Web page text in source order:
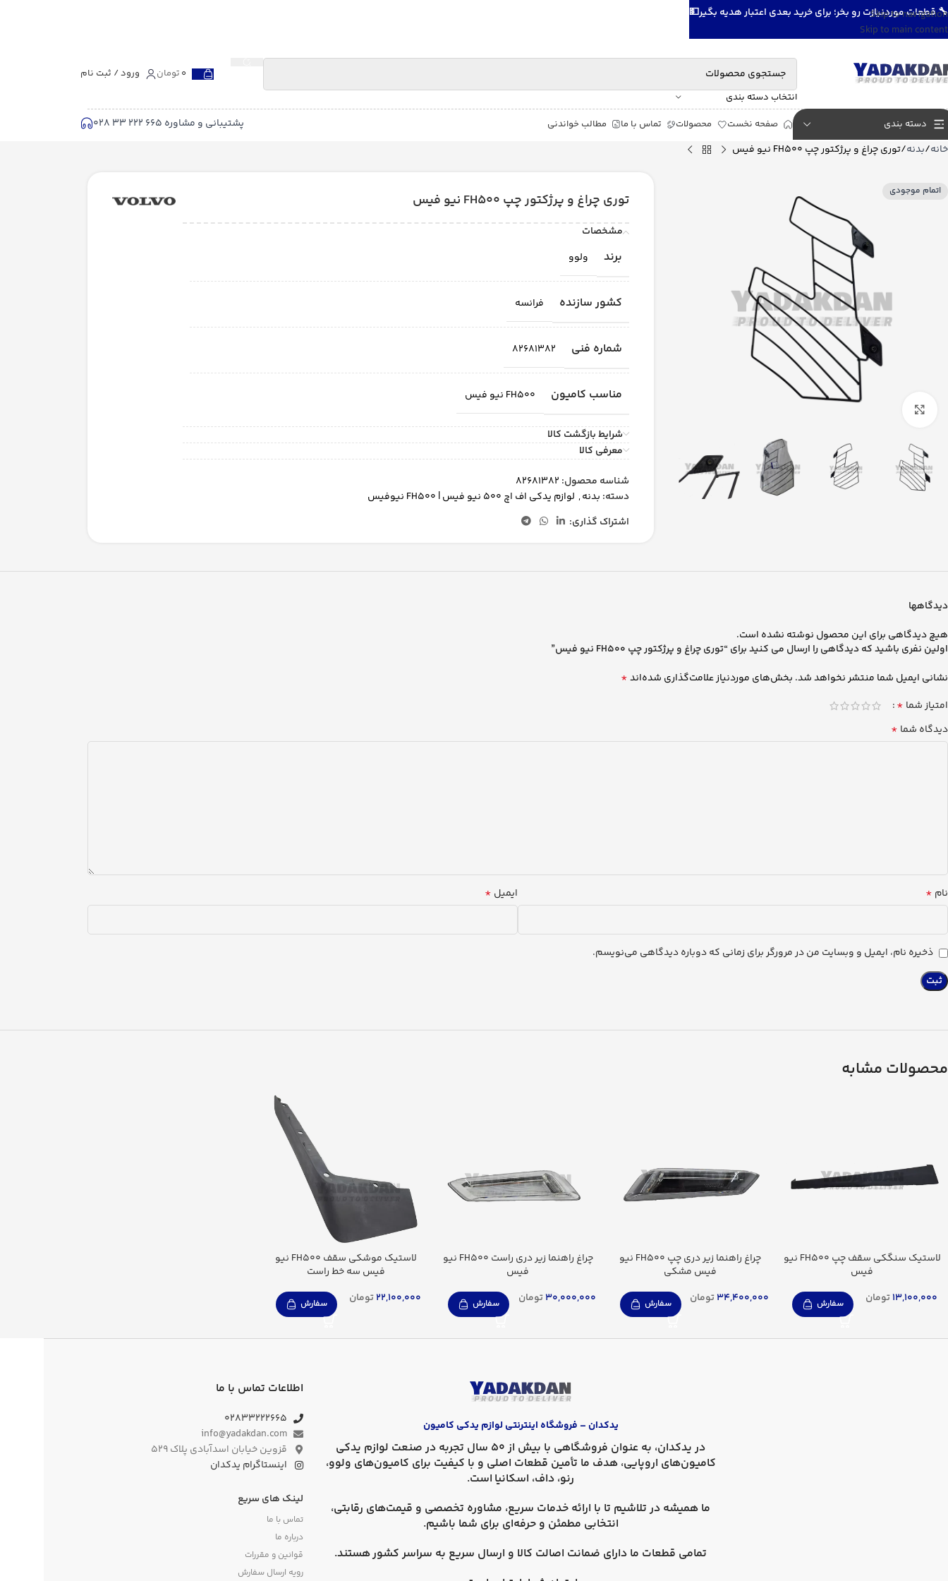
Skip to navigation
Skip to main content
انتخاب دسته بندی
0 تومان ورود / ثبت نام
دسته بندی صفحه نخست محصولات تماس با ما مطالب خواندنی
پشتیبانی و مشاوره 665 222 33 028
خانه بدنه توری چراغ و پرژکتور چپ FH500 نیو فیس
اتمام موجودی توری چراغ و پرژکتور چپ FH500 نیو فیس
مشخصات
برند ولوو
کشور سازنده فرانسه
شماره فنی 82681382
مناسب کامیون FH500 نیو فیس
شرایط بازگشت کالا
معرفی کالا
شناسه محصول: 82681382
دسته: بدنه, لوازم یدکی اف اچ 500 نیو فیس | FH500 نیوفیس
اشتراک گذاری:
دیدگاهها
هیچ دیدگاهی برای این محصول نوشته نشده است.
اولین نفری باشید که دیدگاهی را ارسال می کنید برای “توری چراغ و پرژکتور چپ FH500 نیو فیس”
نشانی ایمیل شما منتشر نخواهد شد. بخش‌های موردنیاز علامت‌گذاری شده‌اند*
امتیاز شما *
دیدگاه شما *
نام * ایمیل *
ذخیره نام، ایمیل و وبسایت من در مرورگر برای زمانی که دوباره دیدگاهی می‌نویسم.
محصولات مشابه
لاستیک سنگکی سقف چپ FH500 نیو
فیس
13,100,000تومان سفارش
چراغ راهنما زیر دری چپ FH500 نیو
فیس مشکی
34,400,000تومان سفارش
چراغ راهنما زیر دری راست FH500 نیو
فیس
30,000,000تومان سفارش
لاستیک موشکی سقف FH500 نیو
فیس سه خط راست
22,100,000تومان سفارش
یدکدان – فروشگاه اینترنتی لوازم یدکی کامیون
در یدکدان
، به عنوان فروشگاهی با بیش از 50 سال تجربه در صنعت لوازم یدکی
کامیون‌های اروپایی، هدف ما تأمین قطعات اصلی و با کیفیت برای کامیون‌های ولوو،
رنو، داف، اسکانیا است.
ما همیشه در تلاشیم تا با ارائه خدمات سریع، مشاوره تخصصی و قیمت‌های رقابتی،
انتخابی مطمئن و حرفه‌ای برای شما باشیم.
تمامی قطعات ما دارای ضمانت اصالت کالا و ارسال سریع به سراسر کشورهستند.
اطلاعات تماس با ما
۰۲۸۳۳۲۲۲۶۶۵
info@yadakdan.com
قزوین خیابان اسدآبادی پلاک ۵۲۹
اینستاگرام یدکدان
لینک های سریع
تماس با ما
درباره ما
قوانین و مقررات
رویه ارسال سفارش
🔧 قطعات موردنیازت رو بخر؛ برای خرید بعدی اعتبار هدیه بگیر💵